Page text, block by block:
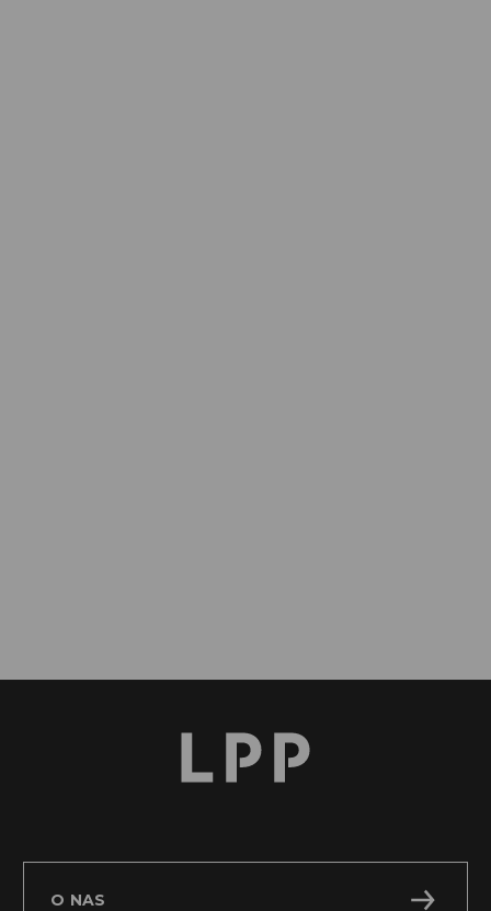
O NAS